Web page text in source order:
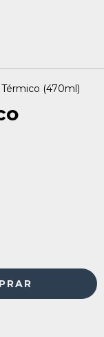
(470ml)